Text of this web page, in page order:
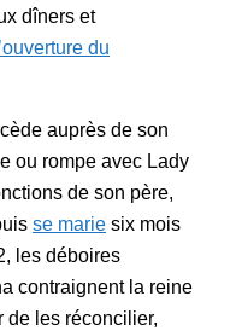
dîners et
du
auprès de son
ou rompe avec Lady
de son père,
se marie six mois
les déboires
contraignent la reine
de les réconcilier,